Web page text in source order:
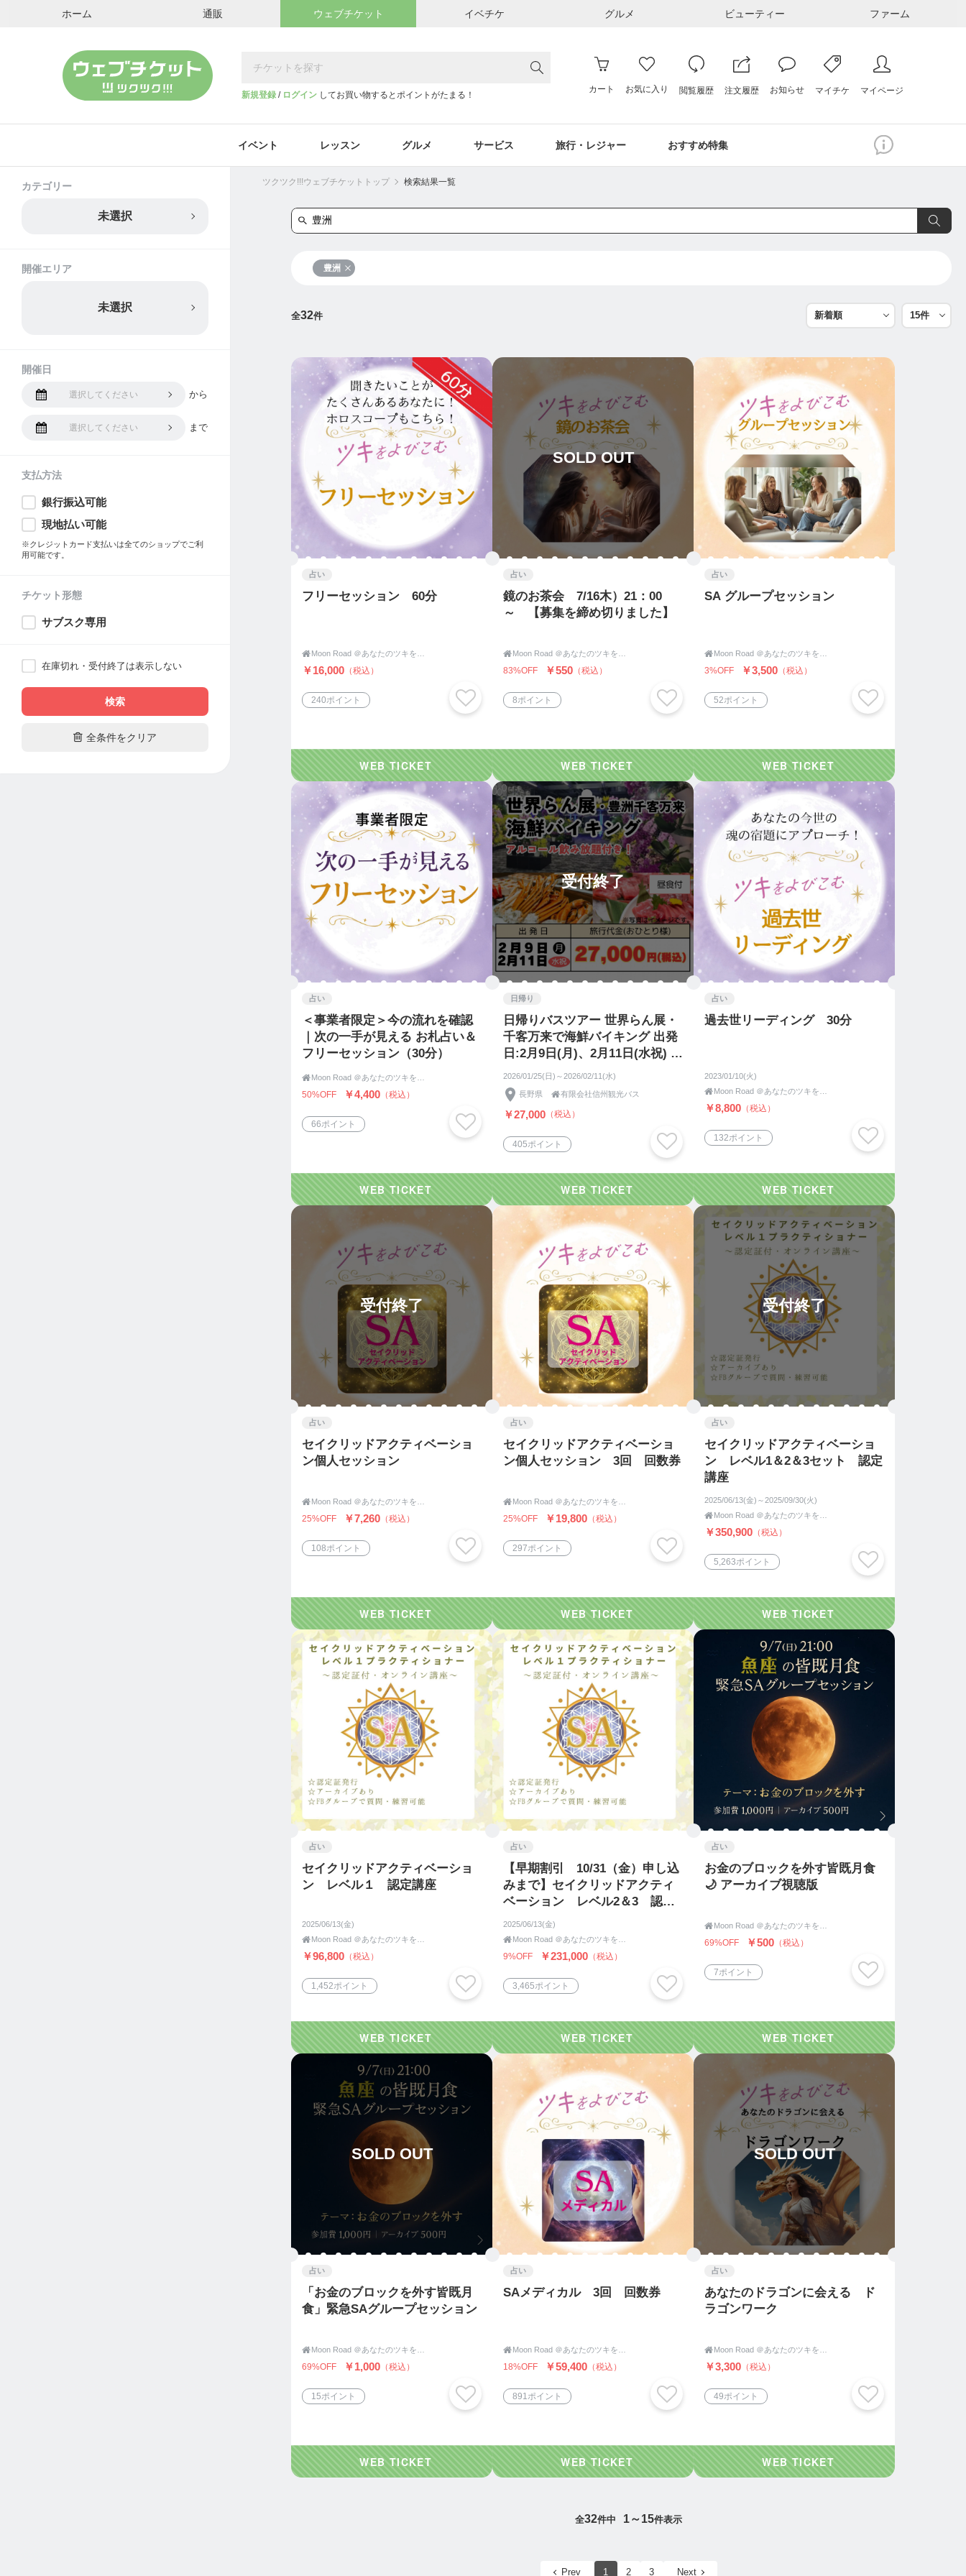
ホーム 通販 ウェブチケット イベチケ グルメ ビューティー ファーム
新規登録 / ログイン してお買い物するとポイントがたまる！
カート お気に入り 閲覧履歴 注文履歴 お知らせ マイチケ マイページ
イベント レッスン グルメ サービス 旅行・レジャー おすすめ特集
ツクツク!!!ウェブチケットトップ 検索結果一覧
豊洲
全32件
占い
フリーセッション 60分

￥16,000 （税込）
240ポイント
SOLD OUT
占い
鏡のお茶会 7/16木）21：00
～ 【募集を締め切りました】

83%OFF ￥550 （税込）
8ポイント
占い
SA グループセッション

3%OFF ￥3,500 （税込）
52ポイント
占い
＜事業者限定＞今の流れを確認
｜次の一手が見える お札占い＆
フリーセッション（30分）

50%OFF ￥4,400 （税込）
66ポイント
受付終了
日帰り
日帰りバスツアー 世界らん展・
千客万来で海鮮バイキング 出発
日:2月9日(月)、2月11日(水祝) 信
州観光バス
2026/01/25(日)～2026/02/11(水)
長野県 有限会社信州観光バス
￥27,000 （税込）
405ポイント
占い
過去世リーディング 30分
2023/01/10(火)

￥8,800 （税込）
132ポイント
受付終了
占い
セイクリッドアクティベーショ
ン個人セッション

25%OFF ￥7,260 （税込）
108ポイント
占い
セイクリッドアクティベーショ
ン個人セッション 3回 回数券

25%OFF ￥19,800 （税込）
297ポイント
受付終了
占い
セイクリッドアクティベーショ
ン レベル1＆2＆3セット 認定
講座
2025/06/13(金)～2025/09/30(火)

￥350,900 （税込）
5,263ポイント
占い
セイクリッドアクティベーショ
ン レベル１ 認定講座
2025/06/13(金)

￥96,800 （税込）
1,452ポイント
占い
【早期割引 10/31（金）申し込
みまで】セイクリッドアクティ
ベーション レベル2＆3 認定
2025/06/13(金)

9%OFF ￥231,000 （税込）
3,465ポイント
占い
お金のブロックを外す皆既月食
🌙 アーカイブ視聴版

69%OFF ￥500 （税込）
7ポイント
SOLD OUT
占い
「お金のブロックを外す皆既月
食」緊急SAグループセッション

69%OFF ￥1,000 （税込）
15ポイント
占い
SAメディカル 3回 回数券

18%OFF ￥59,400 （税込）
891ポイント
SOLD OUT
占い
あなたのドラゴンに会える ド
ラゴンワーク

￥3,300 （税込）
49ポイント
全32件中 1～15件表示
Prev 1 2 3 Next
カテゴリー
未選択
開催エリア
未選択
開催日
選択してください から
選択してください まで
支払方法
銀行振込可能
現地払い可能
※クレジットカード支払いは全てのショップでご利
用可能です。
チケット形態
サブスク専用
在庫切れ・受付終了は表示しない
検索
 全条件をクリア